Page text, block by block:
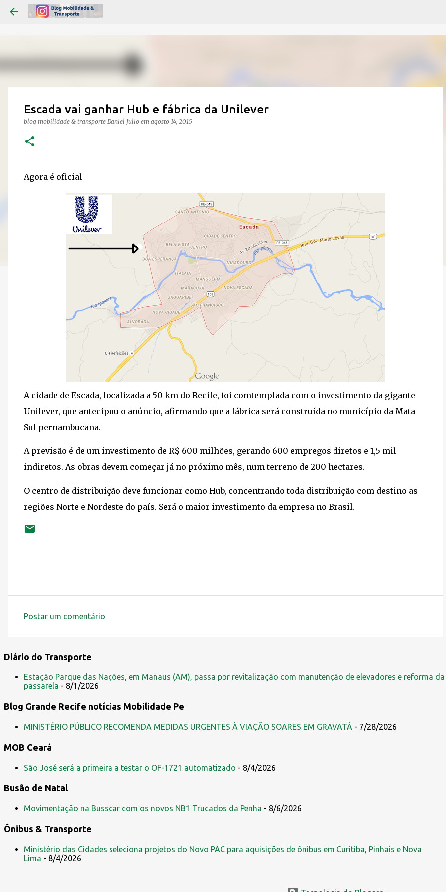
Escada vai ganhar Hub e fábrica da Unilever
blog mobilidade & transporte Daniel Julio em agosto 14, 2015
Agora é oficial
A cidade de Escada, localizada a 50 km do Recife, foi comtemplada com o investimento da gigante
Unilever, que antecipou o anúncio, afirmando que a fábrica será construída no município da Mata
Sul pernambucana.
A previsão é de um investimento de R$ 600 milhões, gerando 600 empregos diretos e 1,5 mil
indiretos. As obras devem começar já no próximo mês, num terreno de 200 hectares.
O centro de distribuição deve funcionar como Hub, concentrando toda distribuição com destino as
regiões Norte e Nordeste do país. Será o maior investimento da empresa no Brasil.
m
n
á
r
o
s
Postar um comentário
Diário do Transporte
Estação Parque das Nações, em Manaus (AM), passa por revitalização com manutenção de elevadores e reforma da
passarela - 8/1/2026
Blog Grande Recife notícias Mobilidade Pe
MINISTÉRIO PÚBLICO RECOMENDA MEDIDAS URGENTES À VIAÇÃO SOARES EM GRAVATÁ - 7/28/2026
MOB Ceará
São José será a primeira a testar o OF-1721 automatizado - 8/4/2026
Busão de Natal
Movimentação na Busscar com os novos NB1 Trucados da Penha - 8/6/2026
Ônibus & Transporte
Ministério das Cidades seleciona projetos do Novo PAC para aquisições de ônibus em Curitiba, Pinhais e Nova
Lima - 8/4/2026